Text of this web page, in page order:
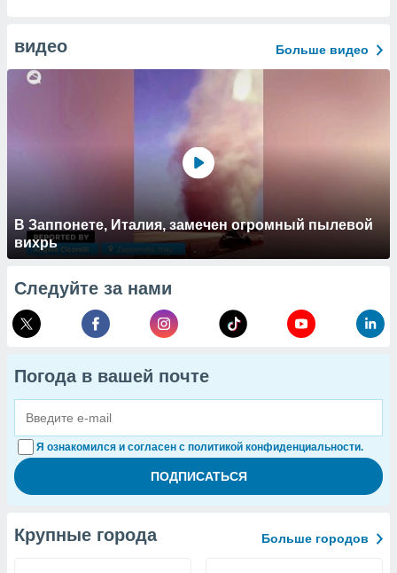
видео Больше видео
В Заппонете, Италия, замечен огромный пылевой
вихрь
Следуйте за нами
Погода в вашей почте
Я ознакомился и согласен с политикой конфиденциальности.
Крупные города Больше городов